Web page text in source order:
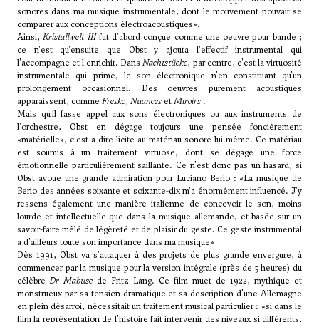
sonores dans ma musique instrumentale, dont le mouvement pouvait se
comparer aux conceptions électroacoustiques».
Ainsi,Kristallwelt IIIfut d'abord conçue comme une oeuvre pour bande ;
ce n'est qu'ensuite que Obst y ajouta l'effectif instrumental qui
l'accompagne et l'enrichit. DansNachtstücke, par contre, c'est la virtuosité
instrumentale qui prime, le son électronique n'en constituant qu'un
prolongement occasionnel. Des oeuvres purement acoustiques
apparaissent, comme Fresko, Nuances etMiroirs .
Mais qu'il fasse appel aux sons électroniques ou aux instruments de
l'orchestre, Obst en dégage toujours une pensée foncièrement
«matérielle», c'est-à-dire licite au matériau sonore lui-même. Ce matériau
est soumis à un traitement virtuose, dont se dégage une force
émotionnelle particulièrement saillante. Ce n'est donc pas un hasard, si
Obst avoue une grande admiration pour Luciano Berio: «La musique de
Berio des années soixante et soixante-dix m'a énormément influencé. J'y
ressens également une manière italienne de concevoir le son, moins
lourde et intellectuelle que dans la musique allemande, et basée sur un
savoir-faire mêlé de légèreté et de plaisir du geste. Ce geste instrumental
a d'ailleurs toute son importance dans ma musique»
Dès 1991, Obst va s'attaquer à des projets de plus grande envergure, à
commencer par la musique pour la version intégrale (près de 5 heures) du
célèbre Dr Mabuse de Fritz Lang. Ce film muet de 1922, mythique et
monstrueux par sa tension dramatique et sa description d'une Allemagne
en plein désarroi, nécessitait un traitement musical particulier : «si dans le
film la représentation de l'histoire fait intervenir des niveaux si différents,